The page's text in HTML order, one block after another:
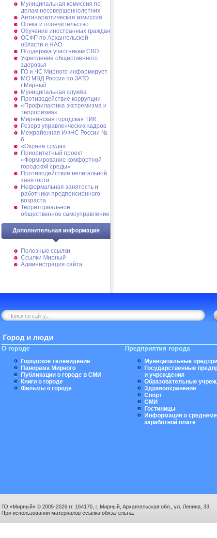
Муниципальная комиссия по
делам несовершеннолетних
Антинаркотическая комиссия
Опека и попечительство
Обучение иностранных граждан
ОСФР по Архангельской
области и НАО
Поддержка участникам СВО
Укрепление общественного
здоровья
ГО и ЧС Мирного информирует
МО МВД России по ЗАТО
г.Мирный
Муниципальная cлужба
Противодействие коррупции
«Профилактика экстремизма и
терроризма»
Мирнинская городская ТИК
Резерв управленческих кадров
Межрайонная ИФНС России №
6
«Охрана труда»
Приоритетный проект
«Формирование комфортной
городской среды»
Противодействие нелегальной
занятости
Неформальная занятость и
работники предпенсионного
возраста
Территориальное
общественное самоуправление
Дополнительная информация
Полезные ссылки
Ссылки Мирный
Администрация сайта
Город и люди
О городе
Городское телевидение
Панорама Мирного
Публикации о городе в СМИ
Книги о городе
Фильмы о городе
Предприятия города
Муниципальные
Государственные
и учреждения
Образовательные
Здравоохранение
Спорт
СМИ
Гостиницы
Информация о
заработной плате
ГО «Мирный» © 2005-2026 гг. 164170, г. Мирный, Архангельская обл., ул. Ленина, 33.
При использовании материалов ссылка обязательна.